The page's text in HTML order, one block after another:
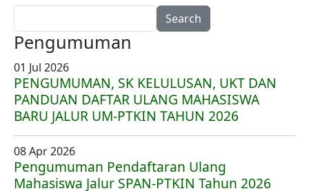
Pengumuman
01 Jul 2026
PENGUMUMAN, SK KELULUSAN, UKT DAN
PANDUAN DAFTAR ULANG MAHASISWA
BARU JALUR UM-PTKIN TAHUN 2026
08 Apr 2026
Pengumuman Pendaftaran Ulang
Mahasiswa Jalur SPAN-PTKIN Tahun 2026